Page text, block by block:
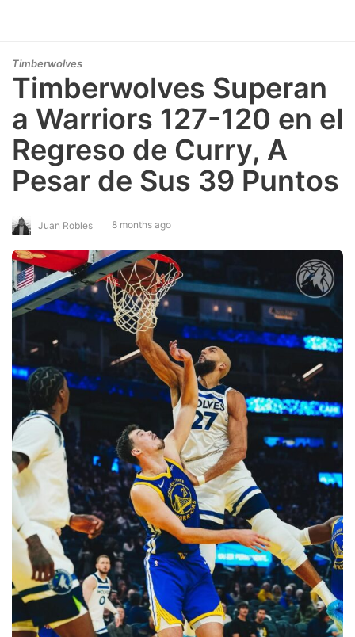
Timberwolves
Timberwolves Superan
a Warriors 127-120 en el
Regreso de Curry, A
Pesar de Sus 39 Puntos
Juan Robles 8 months ago